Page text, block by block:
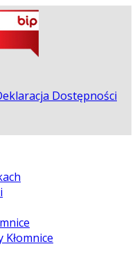
Dostępności
Kłomnice